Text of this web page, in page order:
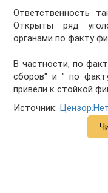
Ответственность
Открыты ряд
органами по факту
В частности, по
сборов" и " по
привели к стойкой
Источник: